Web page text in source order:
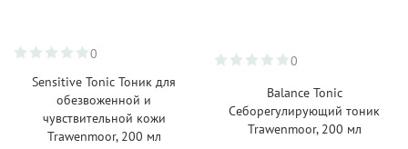
0
Sensitive Tonic Тоник для
обезвоженной и
чувствительной кожи
Trawenmoor, 200 мл
0
Balance Tonic
Себорегулирующий тоник
Trawenmoor, 200 мл